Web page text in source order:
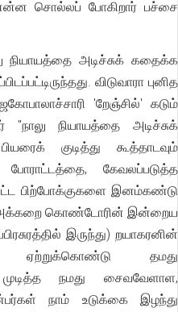
என்ன சொல்லப் போகிறார் பச்சை
நியாயத்தை அடிச்சுக் கதைக்க
விடுவாரா புனித
'றேஞ்சில்' கடும்
"நாலு நியாயத்தை அடிச்சுக்
குடித்து கூத்தாடவும்
கேவலப்படுத்த
பிற்போக்குகளை இனம்கண்டு
அக்கறை கொண்டோரின் இன்றைய
இருந்து) றயாகரனின்
ஏற்றுக்கொண்டு தமது
நமது சைவவேளாள,
நாம் உடுக்கை இழந்து